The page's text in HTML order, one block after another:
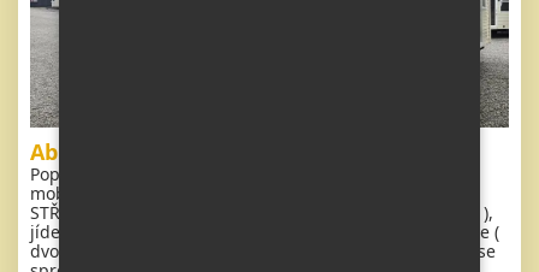
Abi Arizona
Popis: Extra široký, velmi hezký, kompletně vybavený
mobilheim 11,1 x 3,7m se dvěma vchody, SEDLOVOU
STŘECHOU. Prostorný obývací pokoj (rozkládací sedačka ),
jídelní kout, kuchyň ve tvaru U včetně spotřebičů, ložnice (
dvoulůžko ), pokoj ( 2 lůžka ), pokoj ( 2 lůžka ), koupelna se